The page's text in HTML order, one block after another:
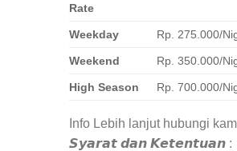
Rate
Weekday Rp. 275.000/
Weekend Rp. 350.000/
High Season Rp. 700.000/
Info Lebih lanjut hubungi
𝙎𝙮𝙖𝙧𝙖𝙩 𝙙𝙖𝙣 𝙆𝙚𝙩𝙚𝙣𝙩𝙪𝙖𝙣 :